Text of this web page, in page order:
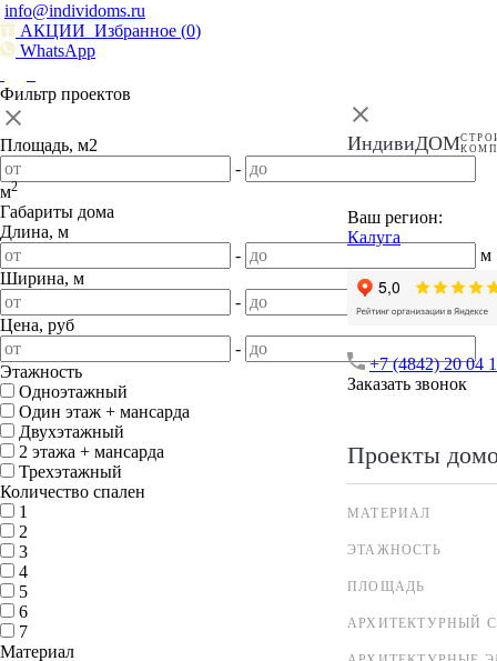
info@individoms.ru
АКЦИИ Избранное (0)
WhatsApp
ИндивиДОМ
Ваш регион:
Калуга
+7 (4842) 20 04
Заказать звонок
Проекты
МАТЕРИАЛ
ЭТАЖНОСТЬ
ПЛОЩАДЬ
АРХИТЕКТУРНЫЙ
Фильтр проектов
Площадь, м2
-
м2
Габариты дома
Длина, м
-
м
Ширина, м
-
Цена, руб
-
Этажность
Одноэтажный
Один этаж + мансарда
Двухэтажный
2 этажа + мансарда
Трехэтажный
Количество спален
1
2
3
4
5
6
7
Материал